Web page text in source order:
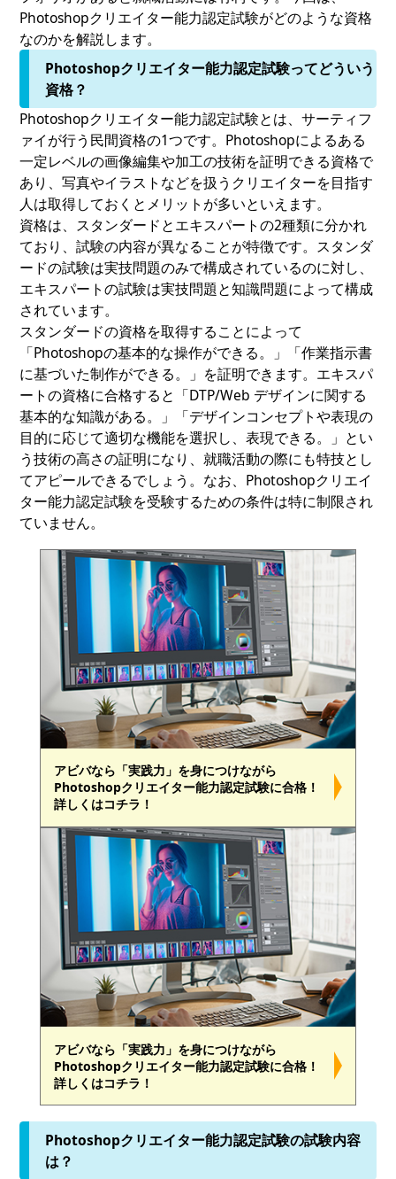
Photoshopクリエイター能力認定試験がどのような資格
なのかを解説します。
Photoshopクリエイター能力認定試験ってどういう
資格？
Photoshopクリエイター能力認定試験とは、サーティフ
ァイが行う民間資格の1つです。Photoshopによるある
一定レベルの画像編集や加工の技術を証明できる資格で
あり、写真やイラストなどを扱うクリエイターを目指す
人は取得しておくとメリットが多いといえます。
資格は、スタンダードとエキスパートの2種類に分かれ
ており、試験の内容が異なることが特徴です。スタンダ
ードの試験は実技問題のみで構成されているのに対し、
エキスパートの試験は実技問題と知識問題によって構成
されています。
スタンダードの資格を取得することによって
「Photoshopの基本的な操作ができる。」「作業指示書
に基づいた制作ができる。」を証明できます。エキスパ
ートの資格に合格すると「DTP/Web デザインに関する
基本的な知識がある。」「デザインコンセプトや表現の
目的に応じて適切な機能を選択し、表現できる。」とい
う技術の高さの証明になり、就職活動の際にも特技とし
てアピールできるでしょう。なお、Photoshopクリエイ
ター能力認定試験を受験するための条件は特に制限され
ていません。
アビバなら「実践力」を身につけながら
Photoshopクリエイター能力認定試験に合格！
詳しくはコチラ！
アビバなら「実践力」を身につけながら
Photoshopクリエイター能力認定試験に合格！
詳しくはコチラ！
Photoshopクリエイター能力認定試験の試験内容
は？